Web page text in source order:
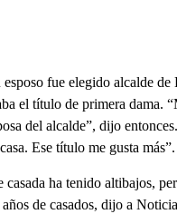
fue elegido alcalde de
el título de primera dama.
del alcalde”, dijo
Ese título me gusta más”.
ha tenido altibajos,
de casados, dijo a